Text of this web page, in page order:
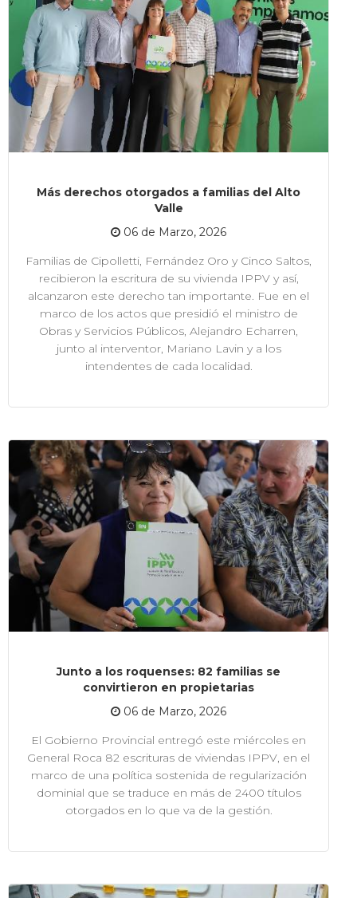
Más derechos otorgados a familias del Alto
Valle
06 de Marzo, 2026
Familias de Cipolletti, Fernández Oro y Cinco Saltos,
recibieron la escritura de su vivienda IPPV y así,
alcanzaron este derecho tan importante. Fue en el
marco de los actos que presidió el ministro de
Obras y Servicios Públicos, Alejandro Echarren,
junto al interventor, Mariano Lavin y a los
intendentes de cada localidad.
Junto a los roquenses: 82 familias se
convirtieron en propietarias
06 de Marzo, 2026
El Gobierno Provincial entregó este miércoles en
General Roca 82 escrituras de viviendas IPPV, en el
marco de una política sostenida de regularización
dominial que se traduce en más de 2400 títulos
otorgados en lo que va de la gestión.